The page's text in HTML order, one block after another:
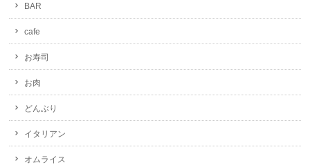
BAR
cafe
お寿司
お肉
どんぶり
イタリアン
オムライス